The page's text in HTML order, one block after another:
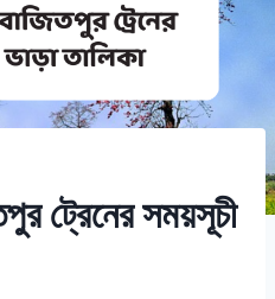
ট্রেনের সময়সূচী